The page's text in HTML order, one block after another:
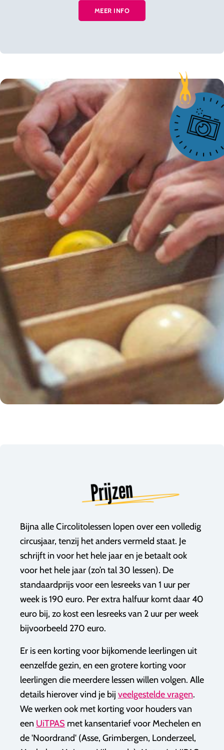
MEER INFO
Prijzen
Bijna alle Circolitolessen lopen over een volledig
circusjaar, tenzij het anders vermeld staat. Je
schrijft in voor het hele jaar en je betaalt ook
voor het hele jaar (zo’n tal 30 lessen). De
standaardprijs voor een lesreeks van 1 uur per
week is 190 euro. Per extra halfuur komt daar 40
euro bij, zo kost een lesreeks van 2 uur per week
bijvoorbeeld 270 euro.​​
Er is een korting voor bijkomende leerlingen uit
eenzelfde gezin, en een grotere korting voor
leerlingen die meerdere lessen willen volgen. Alle
details hierover vind je bij veelgestelde vragen.
We werken ook met korting voor houders van
een UiTPAS met kansentarief voor Mechelen en
de 'Noordrand' (Asse, Grimbergen, Londerzeel,